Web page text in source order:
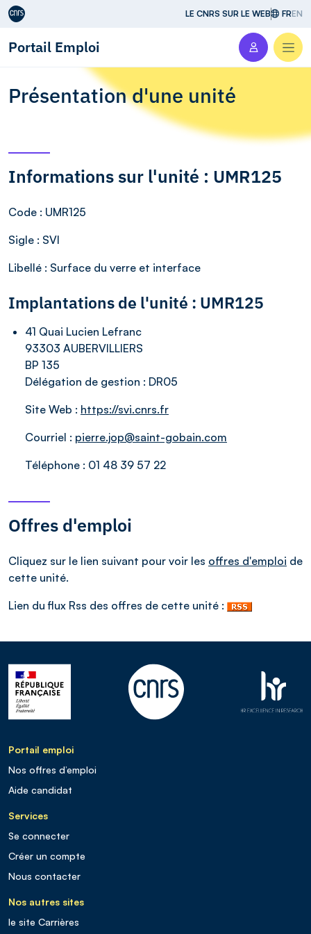
Aller au contenu LE CNRS SUR LE WEB FREN
Portail Emploi
Présentation d'une unité
Informations sur l'unité : UMR125
Code : UMR125
Sigle : SVI
Libellé : Surface du verre et interface
Implantations de l'unité : UMR125
41 Quai Lucien Lefranc
93303 AUBERVILLIERS
BP 135
Délégation de gestion : DR05
Site Web : https://svi.cnrs.fr
Courriel : pierre.jop@saint-gobain.com
Téléphone : 01 48 39 57 22
Offres d'emploi
Cliquez sur le lien suivant pour voir les offres d'emploi de
cette unité.
Lien du flux Rss des offres de cette unité :
Portail emploi
Nos offres d’emploi
Aide candidat
Services
Se connecter
Créer un compte
Nous contacter
Nos autres sites
le site Carrières